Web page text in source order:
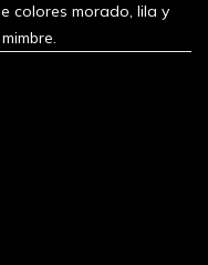
colores morado, lila y